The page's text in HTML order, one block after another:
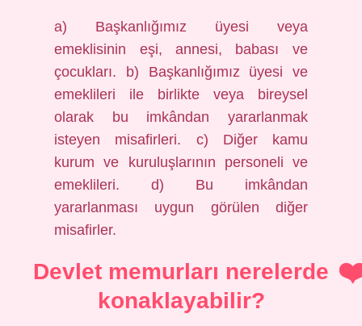
a) Başkanlığımız üyesi veya
emeklisinin eşi, annesi, babası ve
çocukları. b) Başkanlığımız üyesi ve
emeklileri ile birlikte veya bireysel
olarak bu imkândan yararlanmak
isteyen misafirleri. c) Diğer kamu
kurum ve kuruluşlarının personeli ve
emeklileri. d) Bu imkândan
yararlanması uygun görülen diğer
misafirler.
Devlet memurları nerelerde
konaklayabilir?